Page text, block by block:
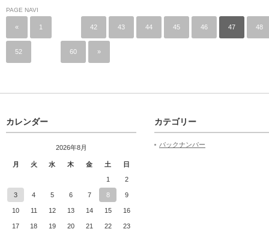
PAGE NAVI
« 1 42 43 44 45 46 47 48
52 60 »
カレンダー
2026年8月
月 火 水 木 金 土 日
1 2
3 4 5 6 7 8 9
10 11 12 13 14 15 16
17 18 19 20 21 22 23
カテゴリー
バックナンバー